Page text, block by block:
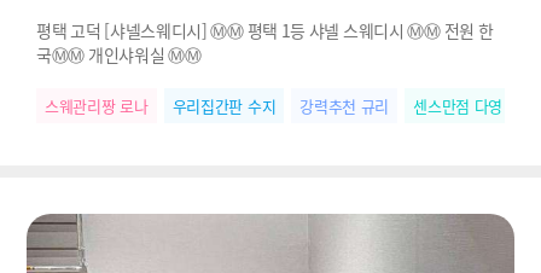
평택 고덕 [샤넬스웨디시] Ⓜ️Ⓜ️ 평택 1등 샤넬 스웨디시 Ⓜ️Ⓜ️ 전원 한
국Ⓜ️Ⓜ️ 개인샤워실 Ⓜ️Ⓜ️
스웨관리짱 로나 우리집간판 수지 강력추천 규리 센스만점 다영